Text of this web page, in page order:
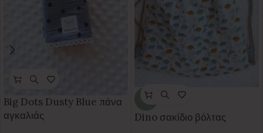
Big Dots Dusty Blue πάνα
αγκαλιάς
-25%
Dino σακίδιο βόλτας